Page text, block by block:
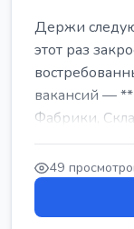
Держи
этот раз
вакансий —
Фабрики,
заводы** ...
49